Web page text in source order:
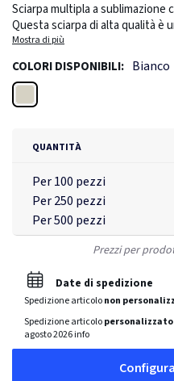
Sciarpa multipla a sublimazione
Questa sciarpa di alta qualità è
e ti permette di personalizzarla
indossata come una
funzionale, è la tela perfetta
sterile, deve essere lavato a 30
Mostra di più
COLORI DISPONIBILI: Bianco
QUANTITÀ
Per 100 pezzi
Per 250 pezzi
Per 500 pezzi
Prezzi per
Date di spedizione
Spedizione articolonon
Spedizione articolo
agosto 2026info